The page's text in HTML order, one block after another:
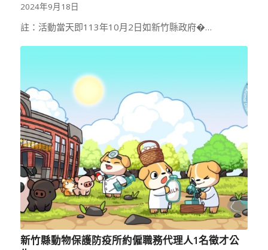
2024年9月18日
註：活動當天即113年10月2日如新竹縣政府�…
新竹縣動物保護防疫所約僱職務代理人1名徵才公